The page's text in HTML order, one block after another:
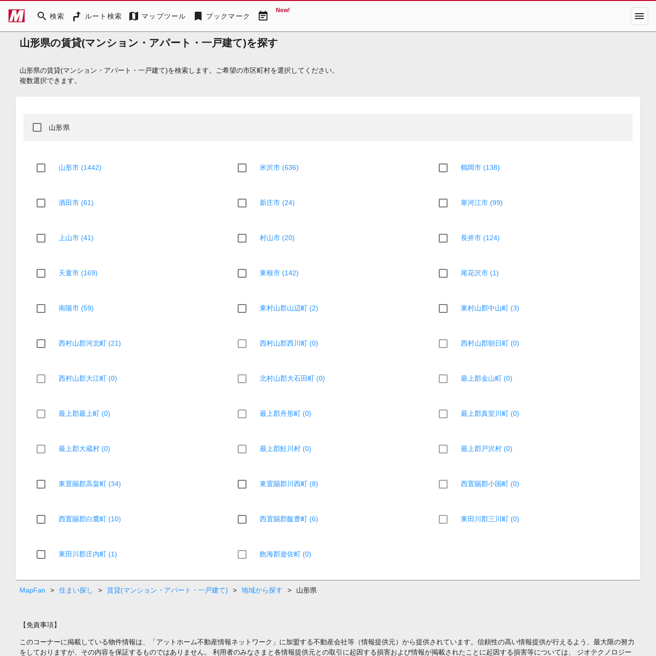
search 検索 ルート検索 map マップツール bookmark ブックマーク event_note New! menu
山形県の賃貸(マンション・アパート・一戸建て)を探す
山形県の賃貸(マンション・アパート・一戸建て)を検索します。ご希望の市区町村を選択してください。
複数選択できます。
山形県
山形市 (1442) 米沢市 (636) 鶴岡市 (138)
酒田市 (61) 新庄市 (24) 寒河江市 (99)
上山市 (41) 村山市 (20) 長井市 (124)
天童市 (169) 東根市 (142) 尾花沢市 (1)
南陽市 (59) 東村山郡山辺町 (2) 東村山郡中山町 (3)
西村山郡河北町 (21) 西村山郡西川町 (0) 西村山郡朝日町 (0)
西村山郡大江町 (0) 北村山郡大石田町 (0) 最上郡金山町 (0)
最上郡最上町 (0) 最上郡舟形町 (0) 最上郡真室川町 (0)
最上郡大蔵村 (0) 最上郡鮭川村 (0) 最上郡戸沢村 (0)
東置賜郡高畠町 (34) 東置賜郡川西町 (8) 西置賜郡小国町 (0)
西置賜郡白鷹町 (10) 西置賜郡飯豊町 (6) 東田川郡三川町 (0)
東田川郡庄内町 (1) 飽海郡遊佐町 (0)
MapFan > 住まい探し > 賃貸(マンション・アパート・一戸建て) > 地域から探す > 山形県
【免責事項】
このコーナーに掲載している物件情報は、「アットホーム不動産情報ネットワーク」に加盟する不動産会社等（情報提供元）から提供されています。信頼性の高い情報提供が行えるよう、最大限の努力
をしておりますが、その内容を保証するものではありません。 利用者のみなさまと各情報提供元との取引に起因する損害および情報が掲載されたことに起因する損害等については、 ジオテクノロジー